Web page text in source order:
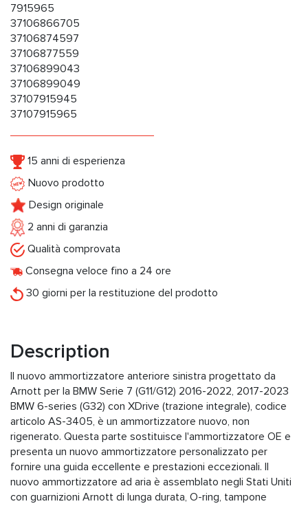
7915965
37106866705
37106874597
37106877559
37106899043
37106899049
37107915945
37107915965
15 anni di esperienza
Nuovo prodotto
Design originale
2 anni di garanzia
Qualità comprovata
Consegna veloce fino a 24 ore
30 giorni per la restituzione del prodotto
Description
Il nuovo ammortizzatore anteriore sinistra progettato da
Arnott per la BMW Serie 7 (G11/G12) 2016-2022, 2017-2023
BMW 6-series (G32) con XDrive (trazione integrale), codice
articolo AS-3405, è un ammortizzatore nuovo, non
rigenerato. Questa parte sostituisce l'ammortizzatore OE e
presenta un nuovo ammortizzatore personalizzato per
fornire una guida eccellente e prestazioni eccezionali. Il
nuovo ammortizzatore ad aria è assemblato negli Stati Uniti
con guarnizioni Arnott di lunga durata, O-ring, tampone